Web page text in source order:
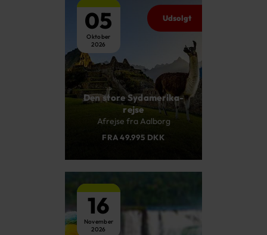
05
Oktober
2026
Udsolgt
Den store Sydamerika-
rejse
Afrejse fra Aalborg
FRA 49.995 DKK
16
November
2026